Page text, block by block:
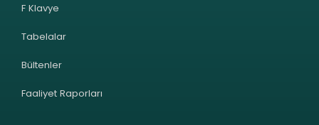
F Klavye
Tabelalar
Bültenler
Faaliyet Raporları